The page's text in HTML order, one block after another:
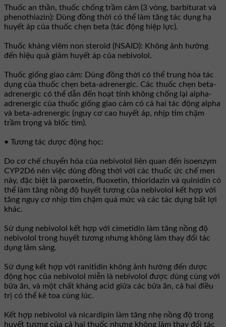
Thuốc an thần, thuốc chống trầm cảm (3 vòng, barbiturat và
phenothiazin): Dùng đồng thời có thể làm tăng tác dụng hạ
huyết áp của thuốc chẹn beta (tác động hiệp lực).
Thuốc kháng viêm non steroid (NSAID): Không ảnh hưởng
đến hiệu quả giảm huyết áp của nebivolol.
Thuốc giống giao cảm: Dùng đồng thời có thể trung hòa tác
dụng của thuốc chẹn beta-adrenergic. Các thuốc chẹn beta-
adrenergic có thể dẫn đến hoạt tính không chống lại alpha-
adrenergic của thuốc giống giao cảm có cả hai tác động alpha
và beta-adrenergic (nguy cơ cao huyết áp, nhịp tim chậm
trầm trọng và blốc tim).
• Tương tác dược động học:
Do cơ chế chuyển hóa của nebivolol liên quan đến isoenzym
CYP2D6 nên việc dùng đồng thời với các thuốc ức chế men
này, đặc biệt là paroxetin, fluoxetin, thioridazin và quinidin có
thể làm tăng nồng độ huyết tương của nebivolol kết hợp với
tăng nguy cơ nhịp tim chậm quá mức và các tác dụng bất lợi
khác.
Sử dụng nebivolol kết hợp với cimetidin làm tăng nồng độ
nebivolol trong huyết tương nhưng không làm thay đổi tác
dụng lâm sàng.
Sử dụng kết hợp với ranitidin không ảnh hưởng đến dược
động học của nebivolol miễn là nebivolol được dùng cùng với
bữa ăn, và một chất kháng acid giữa các bữa ăn, cả hai điều
trị có thể kê toa cùng lúc.
Kết hợp nebivolol và nicardipin làm tăng nhẹ nồng độ trong
huyết tương của cả hai thuốc nhưng không làm thay đổi tác